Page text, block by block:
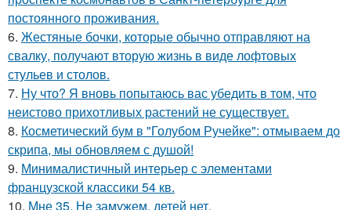
постоянного проживания.
6. Жестяные бочки, которые обычно отправляют на
свалку, получают вторую жизнь в виде лофтовых
стульев и столов.
7. Ну что? Я вновь попытаюсь вас убедить в том, что
неистово прихотливых растений не существует.
8. Косметический бум в "Голубом Ручейке": отмываем до
скрипа, мы обновляем с душой!
9. Минималистичный интерьер с элементами
французской классики 54 кв.
10. Мне 35. Не замужем, детей нет.